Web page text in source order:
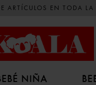
ARTÍCULOS EN TODA
NIÑA